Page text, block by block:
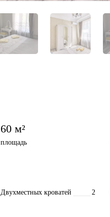
60 м²
площадь
Двухместных кроватей 2